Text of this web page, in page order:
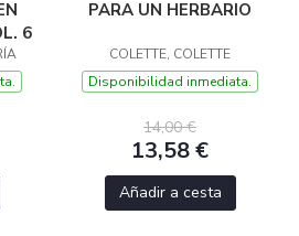
6
PARA UN HERBARIO
COLETTE, COLETTE
Disponibilidad inmediata.
14,00 €
13,58 €
Añadir a cesta